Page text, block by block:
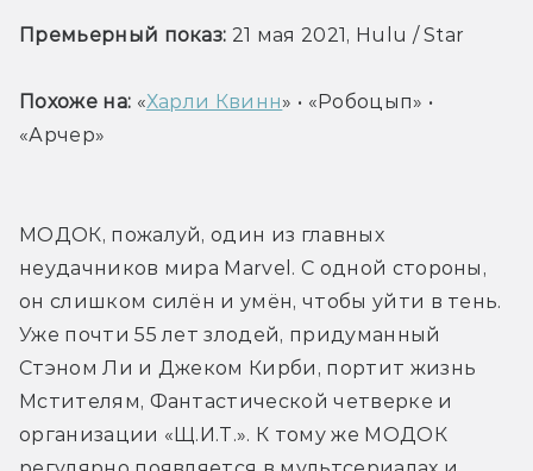
Премьерный показ: 21 мая 2021, Hulu / Star
Похоже на: «Харли Квинн» • «Робоцып» •
«Арчер»
МОДОК, пожалуй, один из главных
неудачников мира Marvel. С одной стороны,
он слишком силён и умён, чтобы уйти в тень.
Уже почти 55 лет злодей, придуманный
Стэном Ли и Джеком Кирби, портит жизнь
Мстителям, Фантастической четверке и
организации «Щ.И.Т.». К тому же МОДОК